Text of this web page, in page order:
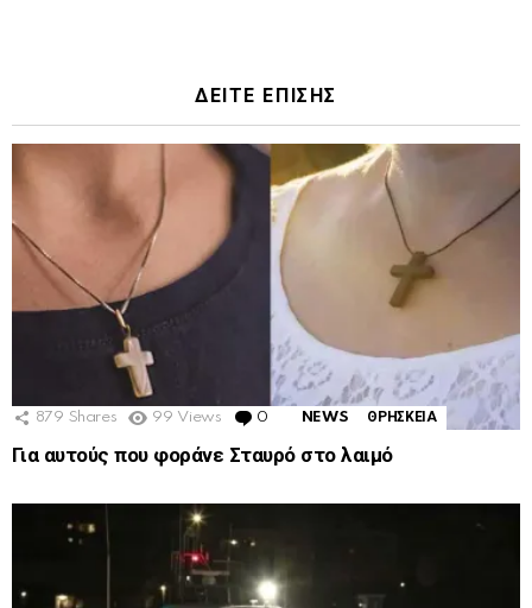
ΔΕΙΤΕ ΕΠΙΣΗΣ
879 Shares 99 Views 0 Comments
NEWS ΘΡΗΣΚΕΙΑ
Για αυτούς που φοράνε Σταυρό στο λαιμό